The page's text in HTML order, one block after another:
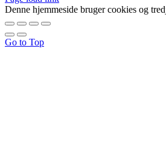
Denne hjemmeside bruger cookies og
Go to Top